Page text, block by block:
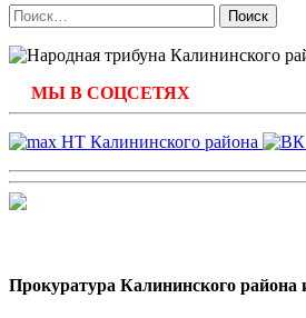
Найти:
МЫ В СОЦСЕТЯХ
Прокуратура Калининского района